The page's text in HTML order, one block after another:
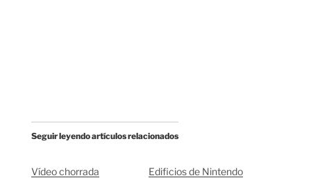
Seguir leyendo artículos relacionados
Vídeo chorrada
Edificios de Nintendo